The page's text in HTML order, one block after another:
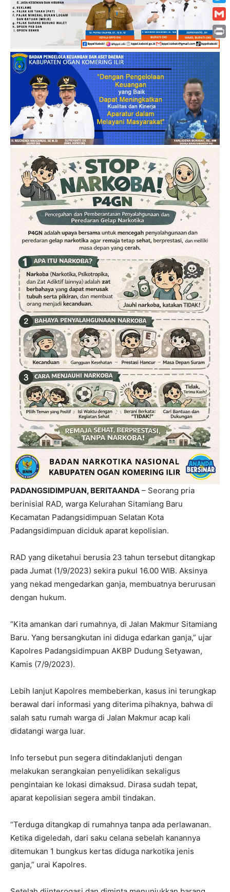
PADANGSIDIMPUAN, BERITAANDA – Seorang pria
berinisial RAD, warga Kelurahan Sitamiang Baru
Kecamatan Padangsidimpuan Selatan Kota
Padangsidimpuan diciduk aparat kepolisian.
RAD yang diketahui berusia 23 tahun tersebut ditangkap
pada Jumat (1/9/2023) sekira pukul 16.00 WIB. Aksinya
yang nekad mengedarkan ganja, membuatnya berurusan
dengan hukum.
“Kita amankan dari rumahnya, di Jalan Makmur Sitamiang
Baru. Yang bersangkutan ini diduga edarkan ganja,” ujar
Kapolres Padangsidimpuan AKBP Dudung Setyawan,
Kamis (7/9/2023).
Lebih lanjut Kapolres membeberkan, kasus ini terungkap
berawal dari informasi yang diterima pihaknya, bahwa di
salah satu rumah warga di Jalan Makmur acap kali
didatangi warga luar.
Info tersebut pun segera ditindaklanjuti dengan
melakukan serangkaian penyelidikan sekaligus
pengintaian ke lokasi dimaksud. Dirasa sudah tepat,
aparat kepolisian segera ambil tindakan.
“Terduga ditangkap di rumahnya tanpa ada perlawanan.
Ketika digeledah, dari saku celana sebelah kanannya
ditemukan 1 bungkus kertas diduga narkotika jenis
ganja,” urai Kapolres.
Print